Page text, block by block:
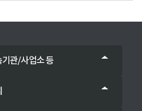
기관/사업소 등